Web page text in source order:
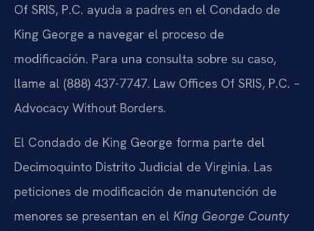
Of SRIS, P.C. ayuda a padres en el Condado de
King George a navegar el proceso de
modificación. Para una consulta sobre su caso,
llame al (888) 437-7747. Law Offices Of SRIS, P.C. –
Advocacy Without Borders.
El Condado de King George forma parte del
Decimoquinto Distrito Judicial de Virginia. Las
peticiones de modificación de manutención de
menores se presentan en el King George County